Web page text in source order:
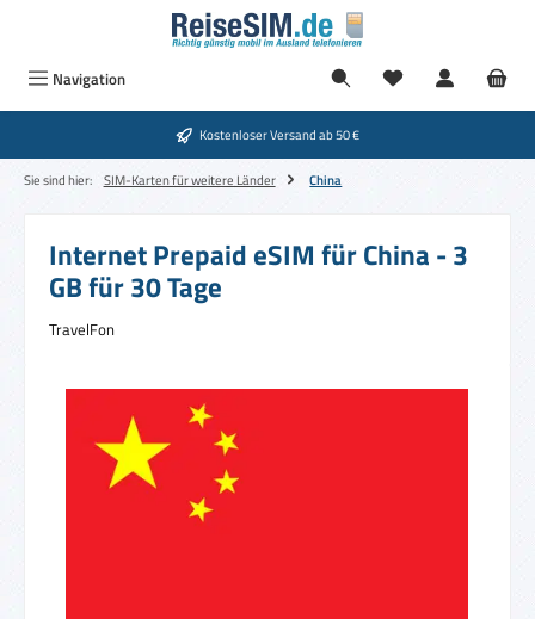
Zum Hauptinhalt springen
Navigation
Kostenloser Versand ab 50 €
Sie sind hier: SIM-Karten für weitere Länder China
Internet Prepaid eSIM für China - 3
GB für 30 Tage
TravelFon
Bildergalerie überspringen